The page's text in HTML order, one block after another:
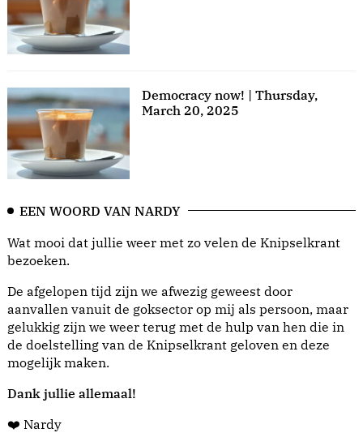
Democracy now! | Thursday,
March 20, 2025
EEN WOORD VAN NARDY
Wat mooi dat jullie weer met zo velen de Knipselkrant
bezoeken.
De afgelopen tijd zijn we afwezig geweest door
aanvallen vanuit de goksector op mij als persoon, maar
gelukkig zijn we weer terug met de hulp van hen die in
de doelstelling van de Knipselkrant geloven en deze
mogelijk maken.
Dank jullie allemaal!
❤️ Nardy